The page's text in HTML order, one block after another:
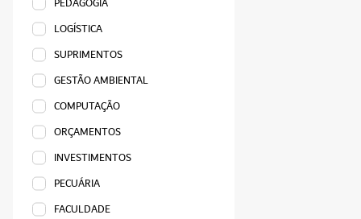
PEDAGOGIA
LOGÍSTICA
SUPRIMENTOS
GESTÃO AMBIENTAL
COMPUTAÇÃO
ORÇAMENTOS
INVESTIMENTOS
PECUÁRIA
FACULDADE